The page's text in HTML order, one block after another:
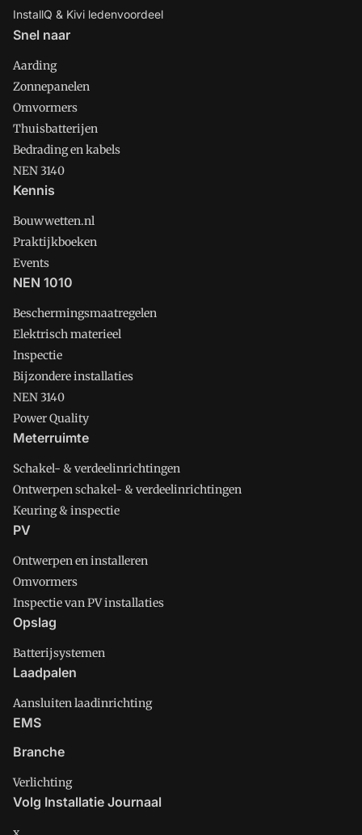
InstallQ & Kivi ledenvoordeel
Snel naar
Aarding
Zonnepanelen
Omvormers
Thuisbatterijen
Bedrading en kabels
NEN 3140
Kennis
Bouwwetten.nl
Praktijkboeken
Events
NEN 1010
Beschermingsmaatregelen
Elektrisch materieel
Inspectie
Bijzondere installaties
NEN 3140
Power Quality
Meterruimte
Schakel- & verdeelinrichtingen
Ontwerpen schakel- & verdeelinrichtingen
Keuring & inspectie
PV
Ontwerpen en installeren
Omvormers
Inspectie van PV installaties
Opslag
Batterijsystemen
Laadpalen
Aansluiten laadinrichting
EMS
Branche
Verlichting
Volg Installatie Journaal